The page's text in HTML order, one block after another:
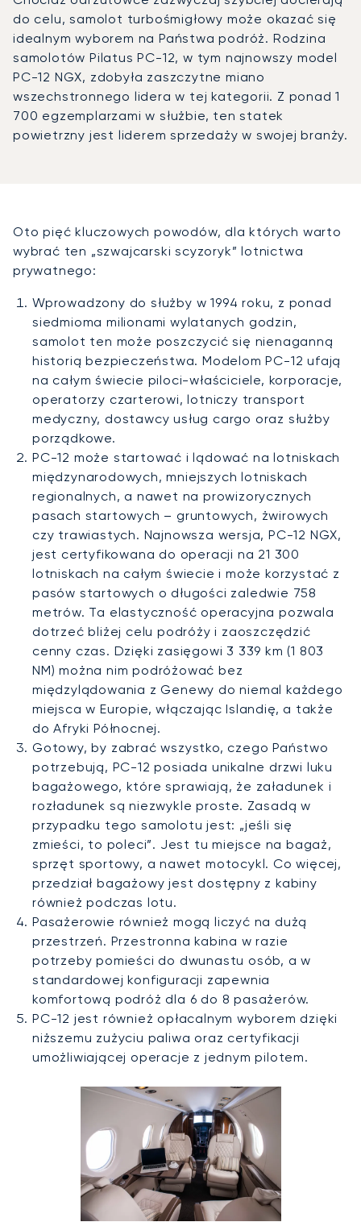
do celu, samolot turbośmigłowy może okazać się
idealnym wyborem na Państwa podróż. Rodzina
samolotów Pilatus PC-12, w tym najnowszy model
PC-12 NGX, zdobyła zaszczytne miano
wszechstronnego lidera w tej kategorii. Z ponad 1
700 egzemplarzami w służbie, ten statek
powietrzny jest liderem sprzedaży w swojej branży.
Oto pięć kluczowych powodów, dla których warto
wybrać ten „szwajcarski scyzoryk” lotnictwa
prywatnego:
Wprowadzony do służby w 1994 roku, z ponad
siedmioma milionami wylatanych godzin,
samolot ten może poszczycić się nienaganną
historią bezpieczeństwa. Modelom PC-12 ufają
na całym świecie piloci-właściciele, korporacje,
operatorzy czarterowi, lotniczy transport
medyczny, dostawcy usług cargo oraz służby
porządkowe.
PC-12 może startować i lądować na lotniskach
międzynarodowych, mniejszych lotniskach
regionalnych, a nawet na prowizorycznych
pasach startowych – gruntowych, żwirowych
czy trawiastych. Najnowsza wersja, PC-12 NGX,
jest certyfikowana do operacji na 21 300
lotniskach na całym świecie i może korzystać z
pasów startowych o długości zaledwie 758
metrów. Ta elastyczność operacyjna pozwala
dotrzeć bliżej celu podróży i zaoszczędzić
cenny czas. Dzięki zasięgowi 3 339 km (1 803
NM) można nim podróżować bez
międzylądowania z Genewy do niemal każdego
miejsca w Europie, włączając Islandię, a także
do Afryki Północnej.
Gotowy, by zabrać wszystko, czego Państwo
potrzebują, PC-12 posiada unikalne drzwi luku
bagażowego, które sprawiają, że załadunek i
rozładunek są niezwykle proste. Zasadą w
przypadku tego samolotu jest: „jeśli się
zmieści, to poleci”. Jest tu miejsce na bagaż,
sprzęt sportowy, a nawet motocykl. Co więcej,
przedział bagażowy jest dostępny z kabiny
również podczas lotu.
Pasażerowie również mogą liczyć na dużą
przestrzeń. Przestronna kabina w razie
potrzeby pomieści do dwunastu osób, a w
standardowej konfiguracji zapewnia
komfortową podróż dla 6 do 8 pasażerów.
PC-12 jest również opłacalnym wyborem dzięki
niższemu zużyciu paliwa oraz certyfikacji
umożliwiającej operacje z jednym pilotem.